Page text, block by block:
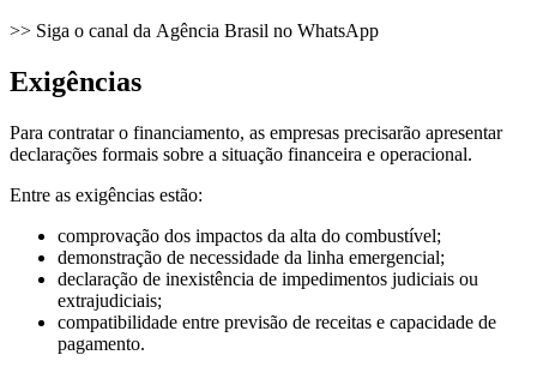
>> Siga o canal da Agência Brasil no WhatsApp
Exigências
Para contratar o financiamento, as empresas precisarão apresentar
declarações formais sobre a situação financeira e operacional.
Entre as exigências estão:
comprovação dos impactos da alta do combustível;
demonstração de necessidade da linha emergencial;
declaração de inexistência de impedimentos judiciais ou
extrajudiciais;
compatibilidade entre previsão de receitas e capacidade de
pagamento.